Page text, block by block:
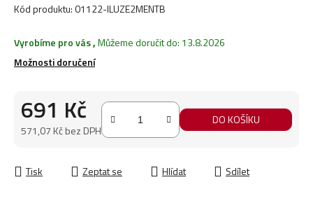
Kód produktu:01122-ILUZE2MENTB
Vyrobíme pro vás,Můžeme doručit do: 13.8.2026
Možnosti doručení
691 Kč
571,07 Kč bez DPH
DO KOŠÍKU
Tisk Zeptat se Hlídat Sdílet